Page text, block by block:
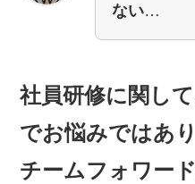
ない…
社員研修に関し
でお悩みではあ
チームフォワー